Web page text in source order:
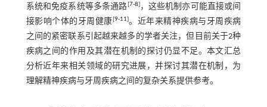
系统和免疫系统等多条通路[7-8]，这些机制亦可能直接或间
接影响个体的牙周健康[9-11]。近年来精神疾病与牙周疾病
之间的紧密联系引起越来越多的学者关注，但目前关于2种
疾病之间的作用及其潜在机制的探讨仍显不足。本文汇总
分析近年来相关领域的研究进展，并探讨其潜在机制，为
理解精神疾病与牙周疾病之间的复杂关系提供参考。